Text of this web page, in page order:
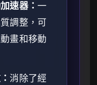
速器： 一
調整，可
畫和移動
消除了經